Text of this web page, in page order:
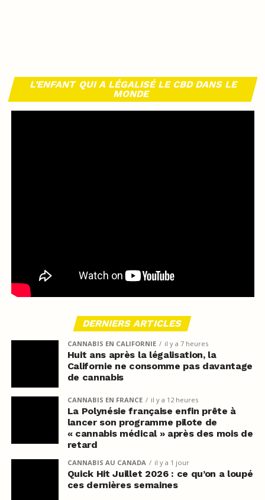
L’ENFANT QUI A LÉGALISÉ LE CBD DANS LE
MONDE
DERNIERS ARTICLES
CANNABIS EN CALIFORNIE il y a 7 heures
Huit ans après la légalisation, la
Californie ne consomme pas davantage
de cannabis
CANNABIS EN FRANCE il y a 12 heures
La Polynésie française enfin prête à
lancer son programme pilote de
« cannabis médical » après des mois de
retard
CANNABIS AU CANADA il y a 1 jour
Quick Hit Juillet 2026 : ce qu’on a loupé
ces dernières semaines